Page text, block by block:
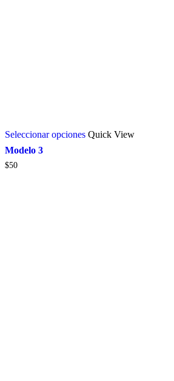
Seleccionar opciones Quick View
Modelo 3
$50